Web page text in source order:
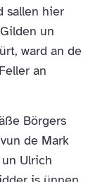
sallen hier
un
ward an de
an
Börgers
de Mark
Ulrich